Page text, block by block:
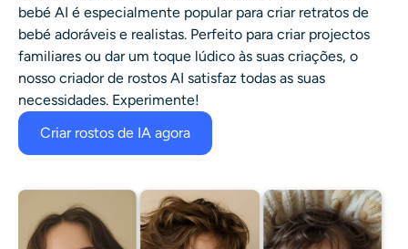
bebé AI é especialmente popular para criar retratos de
bebé adoráveis e realistas. Perfeito para criar projectos
familiares ou dar um toque lúdico às suas criações, o
nosso criador de rostos AI satisfaz todas as suas
necessidades. Experimente!
Criar rostos de IA agora